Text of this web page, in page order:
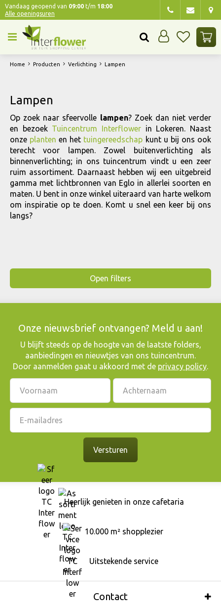
Home Producten Verlichting Lampen
Vandaag geopend van 09:00 t/m 18:00
Alle openingsuren
Lampen
Op zoek naar sfeervolle lampen? Zoek dan niet verder
en bezoek Tuincentrum Interflower in Lokeren. Naast
onze planten en het tuingereedschap kunt u bij ons ook
terecht voor lampen. Zowel buitenverlichting als
binnenverlichting; in ons tuincentrum vindt u een zeer
ruim assortiment. Daarnaast hebben wij een uitgebreid
gamma met lichtbronnen van Eglo in allerlei soorten en
maten. U bent in onze winkel uiteraard van harte welkom
om inspiratie op te doen. Komt u snel een keer bij ons
langs?
Open filters
Onze nieuwsbrief ontvangen? Meld u aan!
​U blijft steeds op de hoogte van de laatste folders,
aanbiedingen en nieuwtjes van ons tuincentrum.
Door aanmelden gaat u akkoord met de privacy policy.
Heerlijk genieten in onze cafetaria
10.000 m² shopplezier
Uitstekende service
Contact